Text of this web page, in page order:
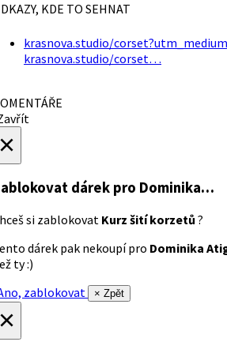
KDE TO SEHNAT
krasnova.studio/
krasnova.studio/corset…
dárek pro Dominika…
si zablokovat Kurz šití korzetů ?
dárek pak nekoupí pro Dominika
ty :)
zablokovat
× Zpět